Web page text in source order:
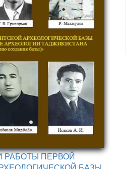
РАБОТЫ ПЕРВОЙ